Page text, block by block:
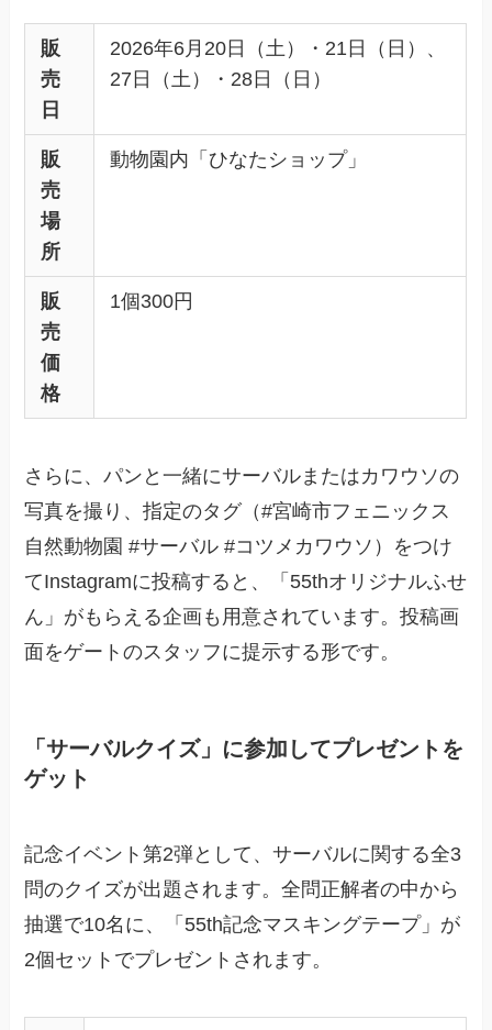
販
売
日
2026年6月20日（土）・21日（日）、
27日（土）・28日（日）
販
売
場
所
動物園内「ひなたショップ」
販
売
価
格
1個300円
さらに、パンと一緒にサーバルまたはカワウソの
写真を撮り、指定のタグ（#宮崎市フェニックス
自然動物園 #サーバル #コツメカワウソ）をつけ
てInstagramに投稿すると、「55thオリジナルふせ
ん」がもらえる企画も用意されています。投稿画
面をゲートのスタッフに提示する形です。
「サーバルクイズ」に参加してプレゼントを
ゲット
記念イベント第2弾として、サーバルに関する全3
問のクイズが出題されます。全問正解者の中から
抽選で10名に、「55th記念マスキングテープ」が
2個セットでプレゼントされます。